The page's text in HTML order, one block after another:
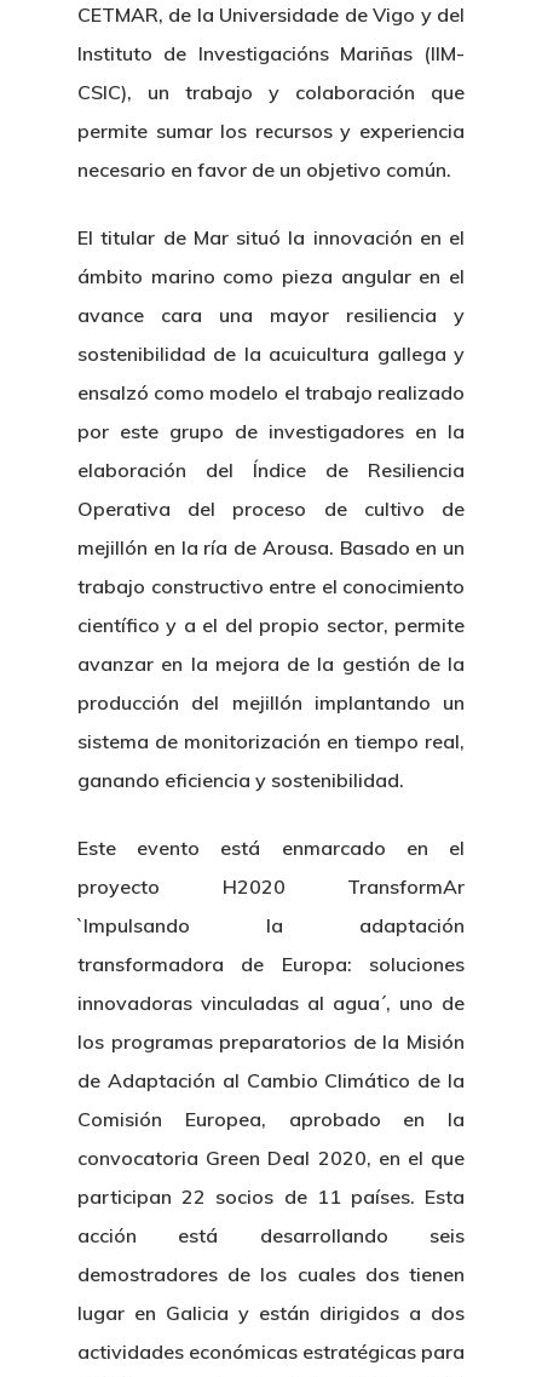
CETMAR, de la Universidade de Vigo y del
Instituto de Investigacións Mariñas (IIM-
CSIC), un trabajo y colaboración que
permite sumar los recursos y experiencia
necesario en favor de un objetivo común.
El titular de Mar situó la innovación en el
ámbito marino como pieza angular en el
avance cara una mayor resiliencia y
sostenibilidad de la acuicultura gallega y
ensalzó como modelo el trabajo realizado
por este grupo de investigadores en la
elaboración del Índice de Resiliencia
Operativa del proceso de cultivo de
mejillón en la ría de Arousa. Basado en un
trabajo constructivo entre el conocimiento
científico y a el del propio sector, permite
avanzar en la mejora de la gestión de la
producción del mejillón implantando un
sistema de monitorización en tiempo real,
ganando eficiencia y sostenibilidad.
Este evento está enmarcado en el
proyecto H2020 TransformAr
`Impulsando la adaptación
transformadora de Europa: soluciones
innovadoras vinculadas al agua´, uno de
los programas preparatorios de la Misión
de Adaptación al Cambio Climático de la
Comisión Europea, aprobado en la
convocatoria Green Deal 2020, en el que
participan 22 socios de 11 países. Esta
acción está desarrollando seis
demostradores de los cuales dos tienen
lugar en Galicia y están dirigidos a dos
actividades económicas estratégicas para
Corporativa
Logo CETMAR
Centro De
Boletín De Noticias
Empleo
Gobierno
Plan De Igualdad